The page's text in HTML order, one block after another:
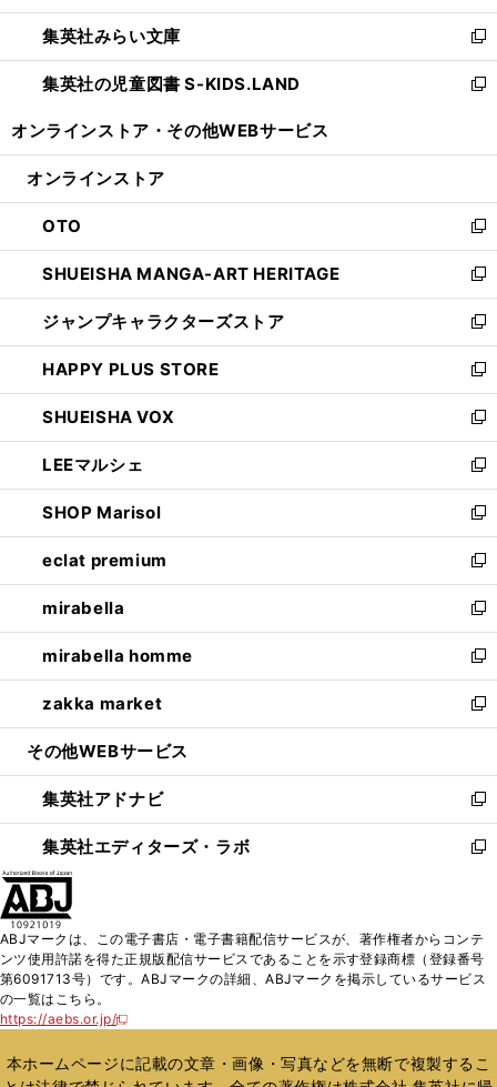
開
く
ウ
で
開
く
ン
ド
ウ
で
ウ
ィ
ン
ド
開
集英社みらい文庫
新
し
い
ン
ウ
で
開
く
集英社の児童図書 S-KIDS.LAND
新
ウ
ン
ド
ウ
で
開
く
オンラインストア・ その他WEBサービス
オンラインストア
OTO
新
し
い
ウ
ィ
ン
ド
ウ
で
開
く
SHUEISHA MANGA-ART HERITAGE
新
し
い
ウ
ィ
ン
ド
ウ
で
開
く
ジャンプキャラクターズストア
新
し
い
ウ
ィ
ン
ド
ウ
で
開
く
HAPPY PLUS STORE
新
し
い
ウ
ィ
ン
ド
ウ
で
開
く
SHUEISHA VOX
新
し
い
ウ
ィ
ン
ド
ウ
で
開
く
LEEマルシェ
新
し
い
ウ
ィ
ン
ド
ウ
で
開
く
SHOP Marisol
新
し
い
ウ
ィ
ン
ド
ウ
で
開
eclat premium
新
し
い
ウ
ィ
ン
ド
ウ
開
く
mirabella
新
し
い
ウ
ィ
ン
ウ
で
開
く
mirabella homme
新
し
い
ウ
ン
ド
ウ
で
zakka market
新
し
ウ
ィ
ン
ド
く
その他WEBサービス
集英社アドナビ
新
し
い
ド
ウ
で
集英社エディターズ・ラボ
新
ィ
ン
ド
開
ABJマークは、この電子書店・電子書籍配信サービスが、著作権者からコンテ
ンツ使用許諾を得た正規版配信サービスであることを示す登録商標（登録番号
第6091713号）です。ABJマークの詳細、ABJマークを掲示しているサービス
の一覧はこちら。
https://aebs.or.jp/
新
い
ウ
本ホームページに記載の文章・画像・写真などを無断で複製するこ